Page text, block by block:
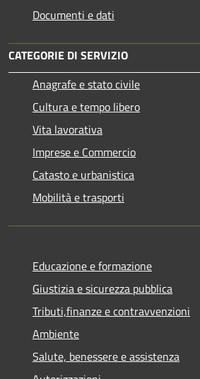
Documenti e dati
CATEGORIE DI SERVIZIO
Anagrafe e stato civile
Cultura e tempo libero
Vita lavorativa
Imprese e Commercio
Catasto e urbanistica
Mobilità e trasporti
Educazione e formazione
Giustizia e sicurezza pubblica
Tributi,finanze e contravvenzioni
Ambiente
Salute, benessere e assistenza